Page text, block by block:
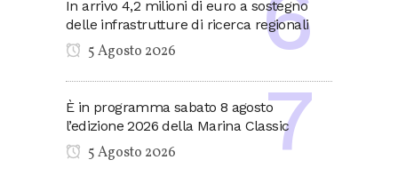
In arrivo 4,2 milioni di euro a sostegno
delle infrastrutture di ricerca regionali
5 Agosto 2026
È in programma sabato 8 agosto
l’edizione 2026 della Marina Classic
5 Agosto 2026